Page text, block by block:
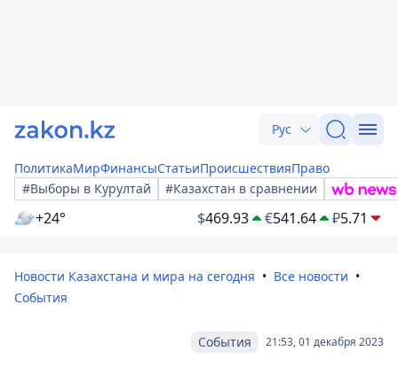
Рус
ПолитикаМирФинансыСтатьиПроисшествияПраво
#Выборы в Курултай
#Казахстан в сравнении
+24° $469.93 €541.64 ₽5.71
Новости Казахстана и мира на сегодня
Все новости
События
21:53, 01 декабря 2023
События